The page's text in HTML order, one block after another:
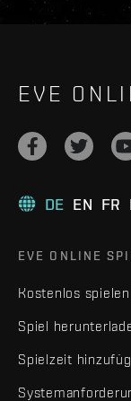
EVE
DE EN FR
EVE ONLINE
Kostenlos spielen
Spiel
Spielzeit